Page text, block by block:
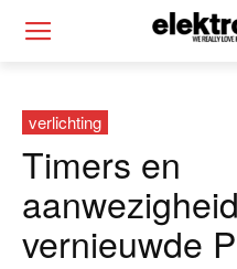
verlichting
Timers en
vernieuwde